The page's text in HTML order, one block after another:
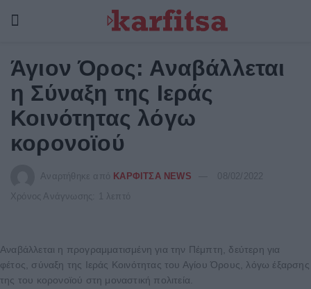
Άγιον Όρος: Αναβάλλεται
η Σύναξη της Ιεράς
Κοινότητας λόγω
κορονοϊού
Αναρτήθηκε από ΚΑΡΦΙΤΣΑ NEWS
Χρόνος Ανάγνωσης: 1 λεπτό
Αναβάλλεται η προγραμματισμένη για την Πέμπτη, δεύτερη για
φέτος, σύναξη της Ιεράς Κοινότητας του Αγίου Όρους, λόγω έξαρσης
της του κορονοϊού στη μοναστική πολιτεία.